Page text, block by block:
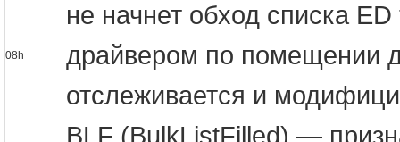
08h
не начнет обход списка
драйвером по помещении
отслеживается и
BLF (BulkListFilled) —